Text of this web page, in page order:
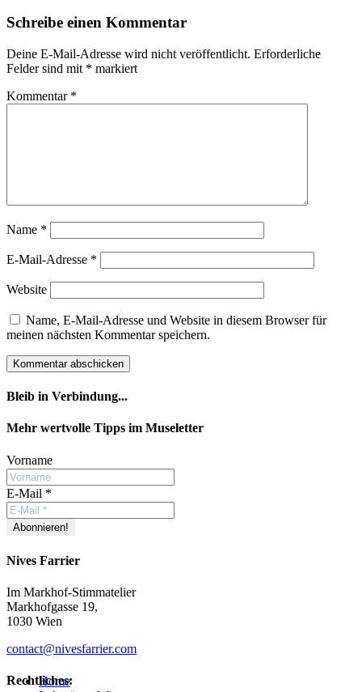
Schreibe einen Kommentar
Deine E-Mail-Adresse wird nicht veröffentlicht. Erforderliche
Felder sind mit * markiert
Kommentar *
Name *
E-Mail-Adresse *
Website
Name, E-Mail-Adresse und Website in diesem Browser für
meinen nächsten Kommentar speichern.
Bleib in Verbindung...
Facebook
YouTube
Instagram
Mehr wertvolle Tipps im Museletter
Vorname
E-Mail *
Nives Farrier
Im Markhof-Stimmatelier
Markhofgasse 19,
1030 Wien
contact@nivesfarrier.com
Rechtliches:
scrollenHome